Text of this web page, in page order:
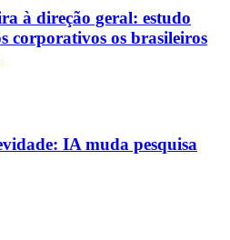
à direção geral: estudo
corporativos os brasileiros
IA muda pesquisa